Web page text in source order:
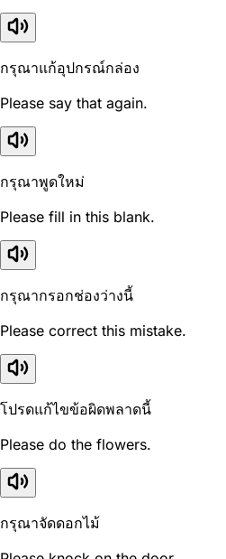
กรุณาแก้อุปกรณ์กล่อง
Please say that again.
กรุณาพูดใหม่
Please fill in this blank.
กรุณากรอกช่องว่างนี้
Please correct this mistake.
โปรดแก้ไขข้อผิดพลาดนี้
Please do the flowers.
กรุณาจัดดอกไม้